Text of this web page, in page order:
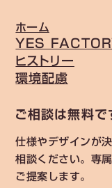
ホーム
YES
ヒストリー
環境配慮
ご相談は無料で
仕様やデザインが
相談ください。専
ご提案します。